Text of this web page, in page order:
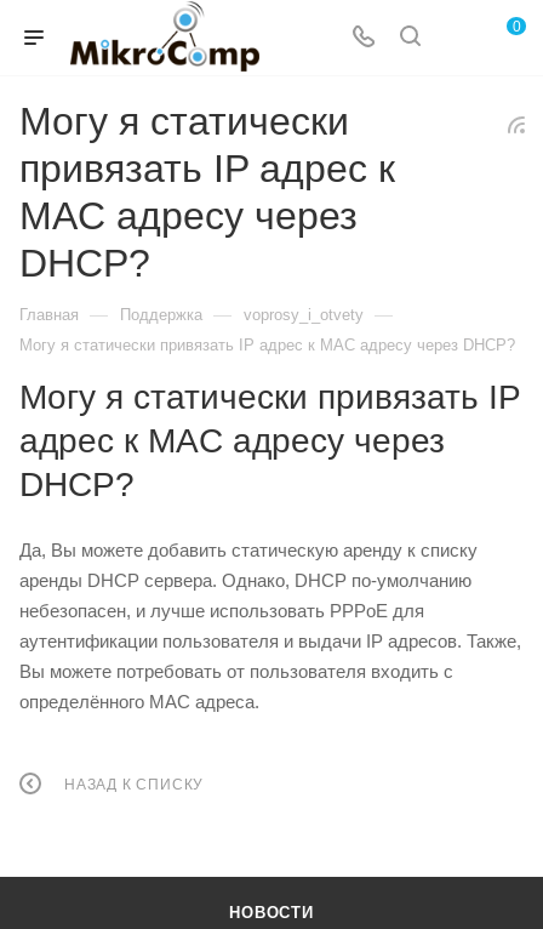
0
Могу я статически
привязать IP адрес к
MAC адресу через
DHCP?
Главная — Поддержка — voprosy_i_otvety —
Могу я статически привязать IP адрес к MAC адресу через DHCP?
Могу я статически привязать IP
адрес к MAC адресу через
DHCP?
Да, Вы можете добавить статическую аренду к списку
аренды DHCP сервера. Однако, DHCP по-умолчанию
небезопасен, и лучше использовать PPPoE для
аутентификации пользователя и выдачи IP адресов. Также,
Вы можете потребовать от пользователя входить с
определённого MAC адреса.
НАЗАД К СПИСКУ
НОВОСТИ